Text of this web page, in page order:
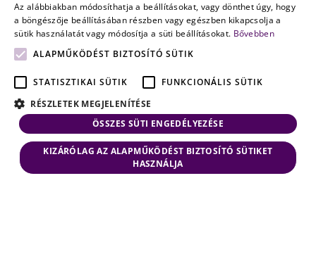
Az alábbiakban módosíthatja a beállításokat, vagy dönthet úgy, hogy
a böngészője beállításában részben vagy egészben kikapcsolja a
sütik használatát vagy módosítja a süti beállításokat. Bővebben
ALAPMŰKÖDÉST BIZTOSÍTÓ SÜTIK
STATISZTIKAI SÜTIK
FUNKCIONÁLIS SÜTIK
RÉSZLETEK MEGJELENÍTÉSE
ÖSSZES SÜTI ENGEDÉLYEZÉSE
KIZÁRÓLAG AZ ALAPMŰKÖDÉST BIZTOSÍTÓ SÜTIKET
HASZNÁLJA